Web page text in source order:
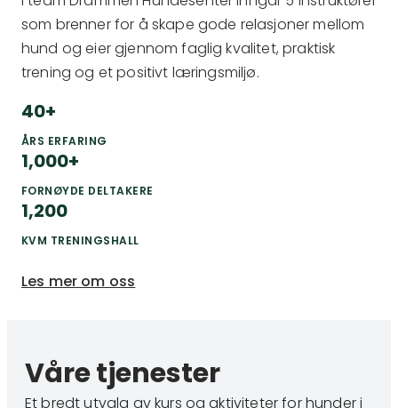
som brenner for å skape gode relasjoner mellom
hund og eier gjennom faglig kvalitet, praktisk
trening og et positivt læringsmiljø.
40+
ÅRS ERFARING
1,000+
FORNØYDE DELTAKERE
1,200
KVM TRENINGSHALL
Les mer om oss
Våre tjenester
Et bredt utvalg av kurs og aktiviteter for hunder i